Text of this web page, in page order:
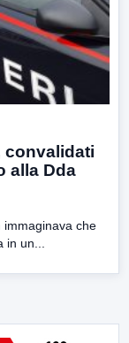
convalidati
alla Dda
immaginava che
in un...